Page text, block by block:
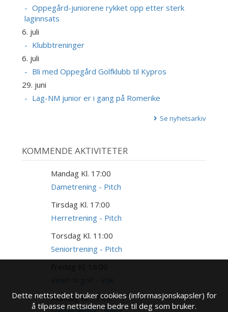
Oppegård-juniorene rykket opp etter sterk
laginnsats
6. juli
Klubbtreninger
6. juli
Bli med Oppegård Golfklubb til Kypros
29. juni
Lag-NM junior er i gang på Romerike
Se nyhetsarkiv
KOMMENDE AKTIVITETER
Mandag Kl. 17:00
Dametrening - Pitch
Tirsdag Kl. 17:00
Herretrening - Pitch
Torsdag Kl. 11:00
Seniortrening - Pitch
17
AUG
Mandag Kl. 17:00
Dette nettstedet bruker cookies (informasjonskapsler) for
å tilpasse nettsidene bedre til deg som bruker.